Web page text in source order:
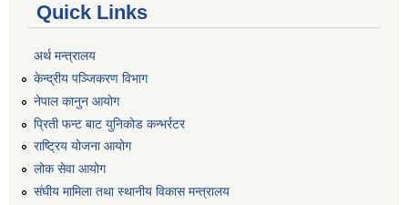
Quick Links
अर्थ मन्त्रालय
केन्द्रीय पञ्जिकरण विभाग
नेपाल कानुन आयोग
प्रिती फन्ट बाट युनिकोड कन्भर्रटर
राष्ट्रिय योजना आयोग
लोक सेवा आयोग
संघीय मामिला तथा स्थानीय विकास मन्त्रालय